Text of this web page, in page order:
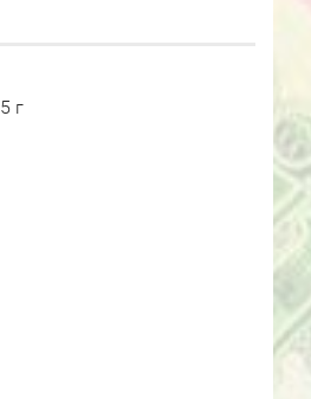
5 г